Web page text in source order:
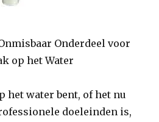
Onderdeel voor
op het Water
het water bent, of het nu
doeleinden is,